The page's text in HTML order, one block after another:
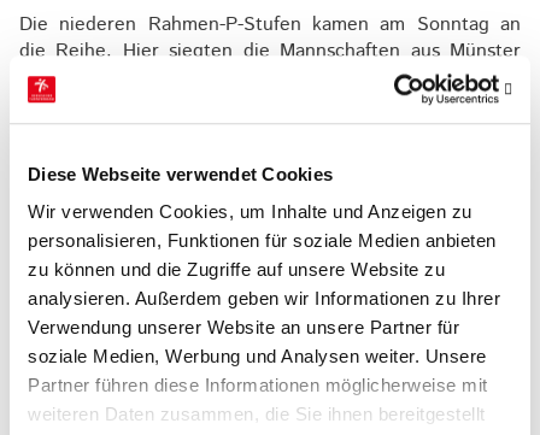
Diese Webseite verwendet Cookies
Wir verwenden Cookies, um Inhalte und Anzeigen zu
personalisieren, Funktionen für soziale Medien anbieten
zu können und die Zugriffe auf unsere Website zu
analysieren. Außerdem geben wir Informationen zu Ihrer
Verwendung unserer Website an unsere Partner für
soziale Medien, Werbung und Analysen weiter. Unsere
Partner führen diese Informationen möglicherweise mit
weiteren Daten zusammen, die Sie ihnen bereitgestellt
Die niederen Rahmen-P-Stufen kamen am Sonntag an
die Reihe. Hier siegten die Mannschaften aus Münster
(P1 und P1/2), Babenhausen (P2/3), Groß-Zimmern
(P2/3), Dieburg (P3/4) und Reichelsheim (P4/5).
für einen reibungslosen Wettkampfablauf.